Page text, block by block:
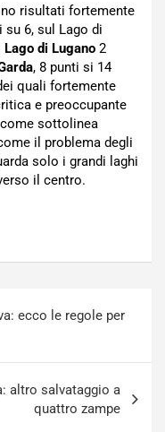
risultati fortemente
su 6, sul Lago di
Lago di Lugano 2
, 8 punti si 14
quali fortemente
e preoccupante
sottolinea
il problema degli
solo i grandi laghi
il centro.
ecco le regole per
altro salvataggio a
quattro zampe